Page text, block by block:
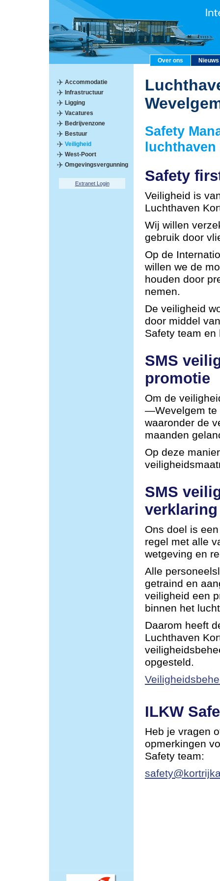
Over ons Nieuws
Accommodatie
Infrastructuur
Ligging
Vacatures
Bedrijvenzone
Bestuur
Veiligheid
West-Poort
Omgevingsvergunning
Extranet Login
Safety
luchthaven
Safety
Veiligheid is
Luchthaven
Wij willen
gebruik door
Op de
willen we de
houden door
nemen.
De veiligheid
door middel
Safety team
SMS
promotie
Om de
—Wevelgem te
waaronder de
maanden
Op deze
SMS
verklaring
Ons doel is
regel met alle
wetgeving en
Alle
getraind en
veiligheid een
binnen het
Daarom heeft
Luchthaven
opgesteld.
ILKW
Heb je vragen
opmerkingen
Safety team: